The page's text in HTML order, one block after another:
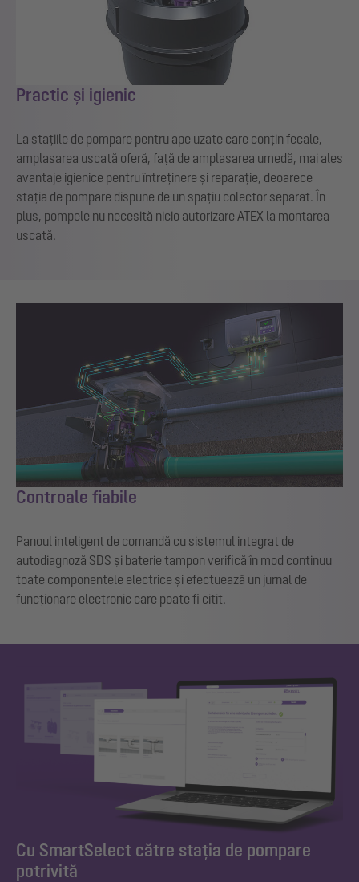
Practic și igienic
La stațiile de pompare pentru ape uzate care conțin fecale,
amplasarea uscată oferă, față de amplasarea umedă, mai ales
avantaje igienice pentru întreținere și reparație, deoarece
stația de pompare dispune de un spațiu colector separat. În
plus, pompele nu necesită nicio autorizare ATEX la montarea
uscată.
Controale fiabile
Panoul inteligent de comandă cu sistemul integrat de
autodiagnoză SDS și baterie tampon verifică în mod continuu
toate componentele electrice și efectuează un jurnal de
funcționare electronic care poate fi citit.
Cu SmartSelect către stația de pompare
potrivită